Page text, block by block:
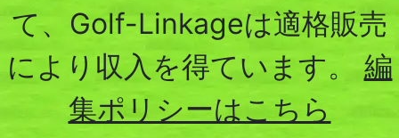
て、Golf-Linkageは適格販売
により収入を得ています。 編
集ポリシーはこちら